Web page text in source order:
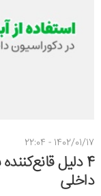
1402/01/17 - 22:04
4 دلیل
داخلی